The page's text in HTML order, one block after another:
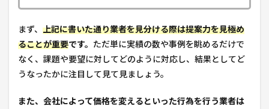
まず、 上記に書いた通り業者を見分ける際は提案力を見極め
ることが重要です。 ただ単に実績の数や事例を眺めるだけで
なく、課題や要望に対してどのように対応し、結果としてど
うなったかに注目して見て見ましょう。
また、会社によって価格を変えるといった行為を行う業者は